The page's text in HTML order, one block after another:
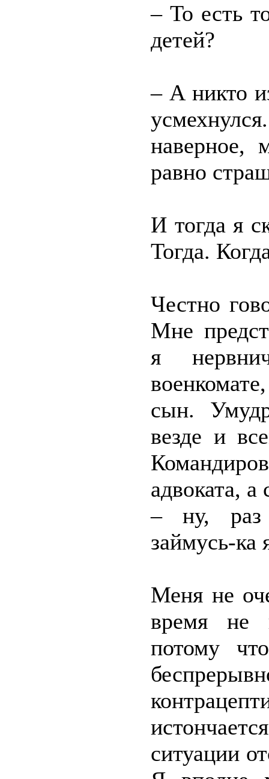
– То есть
детей?
– А никто
наверное,
равно
И тогда я
Тогда.
Честно
Мне
я
сын.
везде и
адвоката,
– ну, раз
займусь-ка
Меня не
время не
потому
ситуации